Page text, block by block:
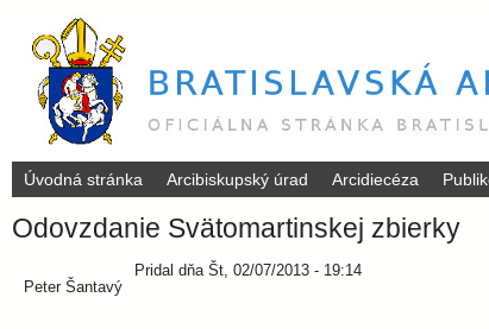
B
Úvodná stránka Arcibiskupský úrad Arcidiecéza
Odovzdanie Svätomartinskej zbierky
Pridal
Peter Šantavý
dňa Št, 02/07/2013 - 19:14